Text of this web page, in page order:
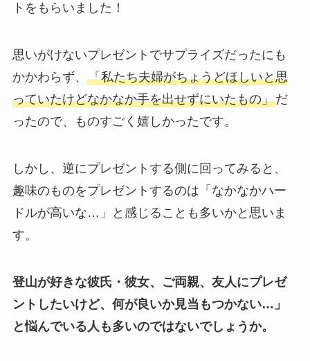
トをもらいました！
思いがけないプレゼントでサプライズだったにも
かかわらず、 「私たち夫婦がちょうどほしいと思
っていたけどなかなか手を出せずにいたもの」だ
ったので、ものすごく嬉しかったです。
しかし、逆にプレゼントする側に回ってみると、
趣味のものをプレゼントするのは「なかなかハー
ドルが高いな…」と感じることも多いかと思いま
す。
登山が好きな彼氏・彼女、ご両親、友人にプレゼ
ントしたいけど、何が良いか見当もつかない…」
と悩んでいる人も多いのではないでしょうか。